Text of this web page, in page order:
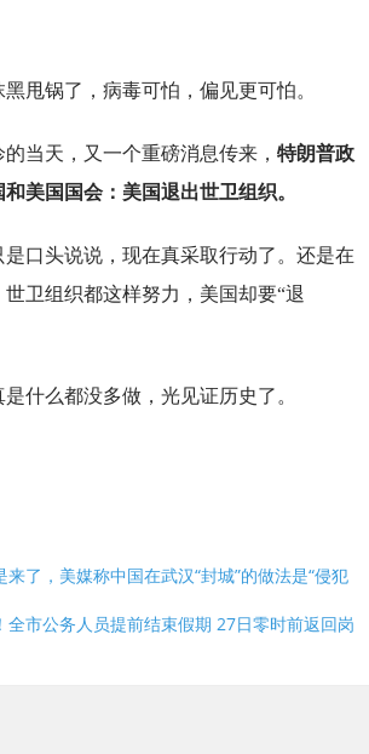
甩锅了，病毒可怕，偏见更可怕。
当天，又一个重磅消息传来， 特朗普政
美国国会：美国退出世卫组织。
口头说说，现在真采取行动了。还是在
卫组织都这样努力，美国却要“退
什么都没多做，光见证历史了。
来了，美媒称中国在武汉“封城”的做法是“侵犯
全市公务人员提前结束假期 27日零时前返回岗